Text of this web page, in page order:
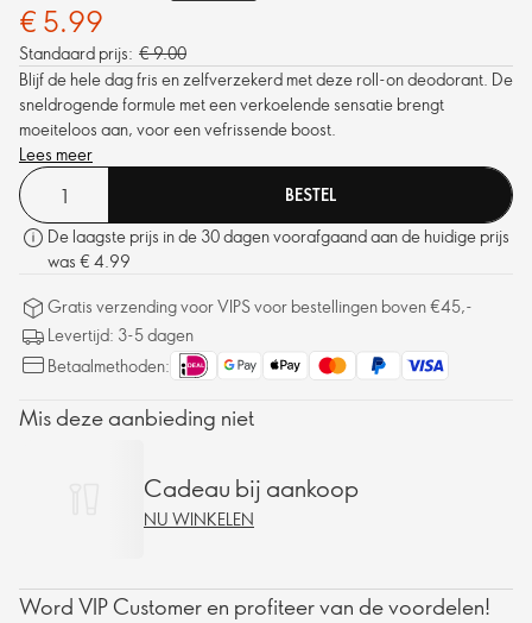
€ 5.99
Standaard prijs: € 9.00
Blijf de hele dag fris en zelfverzekerd met deze roll-on deodorant. De
sneldrogende formule met een verkoelende sensatie brengt
moeiteloos aan, voor een vefrissende boost.
Lees meer
BESTEL
De laagste prijs in de 30 dagen voorafgaand aan de huidige prijs
was € 4.99
Gratis verzending voor VIPS voor bestellingen boven €45,-
Levertijd: 3-5 dagen
Betaalmethoden:
Mis deze aanbieding niet
Cadeau bij aankoop
NU WINKELEN
Word VIP Customer en profiteer van de voordelen!